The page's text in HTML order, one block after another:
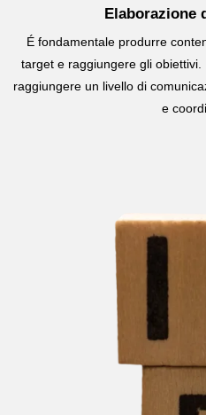
Elaborazione
É fondamentale produrre
target e raggiungere gli
raggiungere un livello di
e